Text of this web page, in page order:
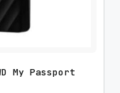
My Passport